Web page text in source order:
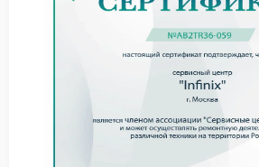
Даже при внешней целостности
проблема может скрываться
диагностика позволяет определить
неисправности и подобрать
Как проходит
Сервис Infinix проводит